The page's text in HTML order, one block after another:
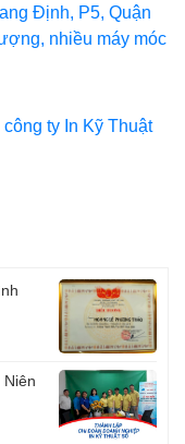
Định, P5, Quận
nhiều máy móc
ty In Kỹ Thuật